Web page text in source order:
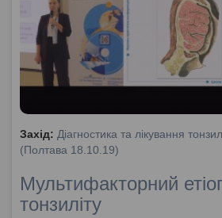
Захід: Діагностика та лікування
(Полтава 18.10.19)
Мультифакторний
тонзиліту